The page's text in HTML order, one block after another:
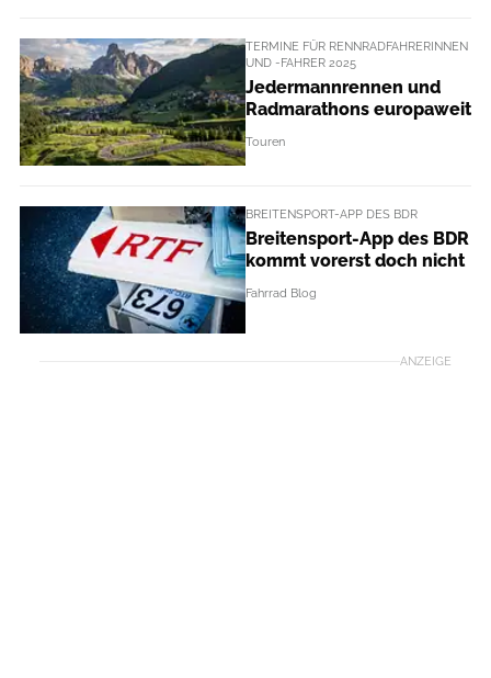
TERMINE FÜR RENNRADFAHRERINNEN
UND -FAHRER 2025
Jedermannrennen und
Radmarathons europaweit
Touren
BREITENSPORT-APP DES BDR
Breitensport-App des BDR
kommt vorerst doch nicht
Fahrrad Blog
ANZEIGE